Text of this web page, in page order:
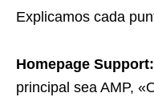
Explicamos cada
Homepage Support:
principal sea AMP,